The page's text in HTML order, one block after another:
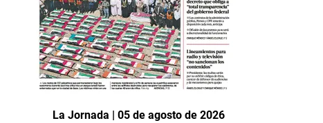
La Jornada | 05 de agosto de 2026